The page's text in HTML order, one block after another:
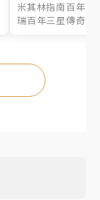
米其林指南百年之
瑞百年三星傳奇、